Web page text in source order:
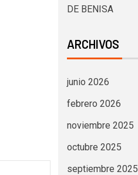
DE BENISA
ARCHIVOS
junio 2026
febrero 2026
noviembre 2025
octubre 2025
septiembre 2025